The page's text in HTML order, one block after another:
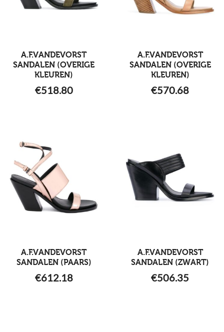
A.F.VANDEVORST
SANDALEN (OVERIGE
KLEUREN)
€518.80
A.F.VANDEVORST
SANDALEN (OVERIGE
KLEUREN)
€570.68
A.F.VANDEVORST
SANDALEN (PAARS)
€612.18
A.F.VANDEVORST
SANDALEN (ZWART)
€506.35